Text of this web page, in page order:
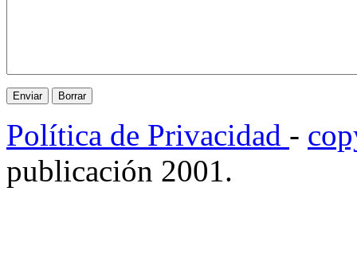
Política de Privacidad -
publicación 2001.